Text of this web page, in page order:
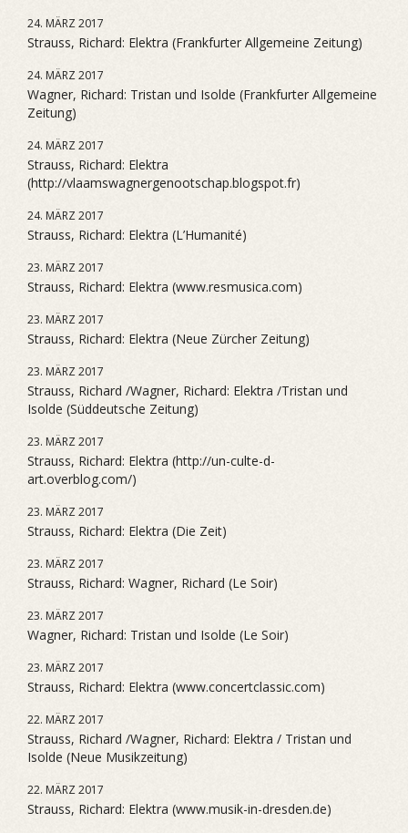
24. MÄRZ 2017
Strauss, Richard: Elektra (Frankfurter Allgemeine Zeitung)
24. MÄRZ 2017
Wagner, Richard: Tristan und Isolde (Frankfurter Allgemeine
Zeitung)
24. MÄRZ 2017
Strauss, Richard: Elektra
(http://vlaamswagnergenootschap.blogspot.fr)
24. MÄRZ 2017
Strauss, Richard: Elektra (L’Humanité)
23. MÄRZ 2017
Strauss, Richard: Elektra (www.resmusica.com)
23. MÄRZ 2017
Strauss, Richard: Elektra (Neue Zürcher Zeitung)
23. MÄRZ 2017
Strauss, Richard /Wagner, Richard: Elektra /Tristan und
Isolde (Süddeutsche Zeitung)
23. MÄRZ 2017
Strauss, Richard: Elektra (http://un-culte-d-
art.overblog.com/)
23. MÄRZ 2017
Strauss, Richard: Elektra (Die Zeit)
23. MÄRZ 2017
Strauss, Richard: Wagner, Richard (Le Soir)
23. MÄRZ 2017
Wagner, Richard: Tristan und Isolde (Le Soir)
23. MÄRZ 2017
Strauss, Richard: Elektra (www.concertclassic.com)
22. MÄRZ 2017
Strauss, Richard /Wagner, Richard: Elektra / Tristan und
Isolde (Neue Musikzeitung)
22. MÄRZ 2017
Strauss, Richard: Elektra (www.musik-in-dresden.de)